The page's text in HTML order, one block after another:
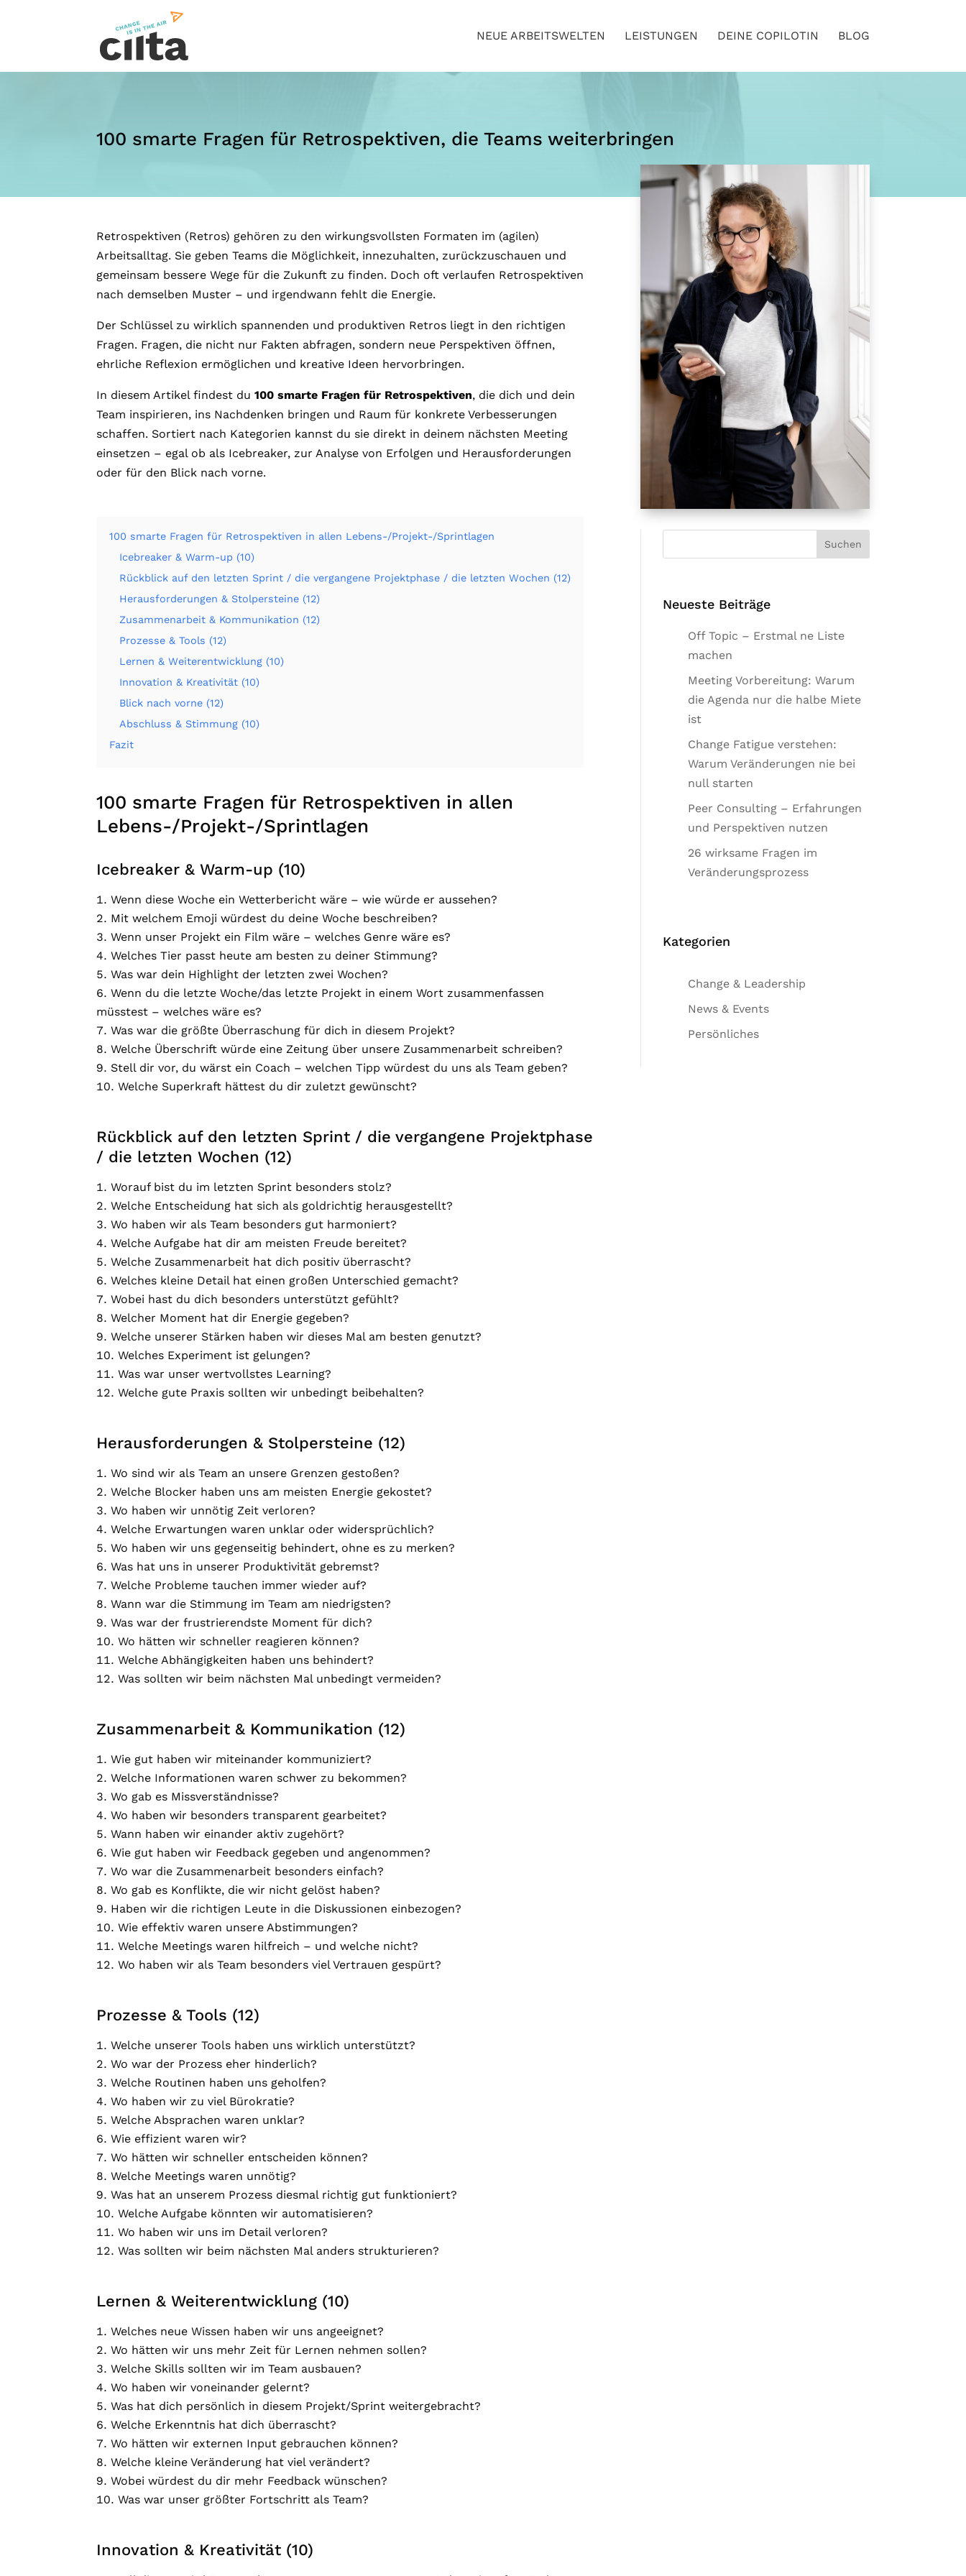
NEUE ARBEITSWELTEN LEISTUNGEN DEINE COPILOTIN BLOG
100 smarte Fragen für Retrospektiven, die Teams weiterbringen
Retrospektiven (Retros) gehören zu den wirkungsvollsten Formaten im (agilen)
Arbeitsalltag. Sie geben Teams die Möglichkeit, innezuhalten, zurückzuschauen und
gemeinsam bessere Wege für die Zukunft zu finden. Doch oft verlaufen Retrospektiven
nach demselben Muster – und irgendwann fehlt die Energie.
Der Schlüssel zu wirklich spannenden und produktiven Retros liegt in den richtigen
Fragen. Fragen, die nicht nur Fakten abfragen, sondern neue Perspektiven öffnen,
ehrliche Reflexion ermöglichen und kreative Ideen hervorbringen.
In diesem Artikel findest du100 smarte Fragen für Retrospektiven, die dich und dein
Team inspirieren, ins Nachdenken bringen und Raum für konkrete Verbesserungen
schaffen. Sortiert nach Kategorien kannst du sie direkt in deinem nächsten Meeting
einsetzen – egal ob als Icebreaker, zur Analyse von Erfolgen und Herausforderungen
oder für den Blick nach vorne.
100 smarte Fragen für Retrospektiven in allen Lebens-/Projekt-/Sprintlagen
Icebreaker & Warm-up (10)
Rückblick auf den letzten Sprint / die vergangene Projektphase / die letzten Wochen (12)
Herausforderungen & Stolpersteine (12)
Zusammenarbeit & Kommunikation (12)
Prozesse & Tools (12)
Lernen & Weiterentwicklung (10)
Innovation & Kreativität (10)
Blick nach vorne (12)
Abschluss & Stimmung (10)
Fazit
100 smarte Fragen für Retrospektiven in allen
Lebens-/Projekt-/Sprintlagen
Icebreaker & Warm-up (10)
Wenn diese Woche ein Wetterbericht wäre – wie würde er aussehen?
Mit welchem Emoji würdest du deine Woche beschreiben?
Wenn unser Projekt ein Film wäre – welches Genre wäre es?
Welches Tier passt heute am besten zu deiner Stimmung?
Was war dein Highlight der letzten zwei Wochen?
Wenn du die letzte Woche/das letzte Projekt in einem Wort zusammenfassen
müsstest – welches wäre es?
Was war die größte Überraschung für dich in diesem Projekt?
Welche Überschrift würde eine Zeitung über unsere Zusammenarbeit schreiben?
Stell dir vor, du wärst ein Coach – welchen Tipp würdest du uns als Team geben?
Welche Superkraft hättest du dir zuletzt gewünscht?
Rückblick auf den letzten Sprint / die vergangene Projektphase
/ die letzten Wochen (12)
Worauf bist du im letzten Sprint besonders stolz?
Welche Entscheidung hat sich als goldrichtig herausgestellt?
Wo haben wir als Team besonders gut harmoniert?
Welche Aufgabe hat dir am meisten Freude bereitet?
Welche Zusammenarbeit hat dich positiv überrascht?
Welches kleine Detail hat einen großen Unterschied gemacht?
Wobei hast du dich besonders unterstützt gefühlt?
Welcher Moment hat dir Energie gegeben?
Welche unserer Stärken haben wir dieses Mal am besten genutzt?
Welches Experiment ist gelungen?
Was war unser wertvollstes Learning?
Welche gute Praxis sollten wir unbedingt beibehalten?
Herausforderungen & Stolpersteine (12)
Wo sind wir als Team an unsere Grenzen gestoßen?
Welche Blocker haben uns am meisten Energie gekostet?
Wo haben wir unnötig Zeit verloren?
Welche Erwartungen waren unklar oder widersprüchlich?
Wo haben wir uns gegenseitig behindert, ohne es zu merken?
Was hat uns in unserer Produktivität gebremst?
Welche Probleme tauchen immer wieder auf?
Wann war die Stimmung im Team am niedrigsten?
Was war der frustrierendste Moment für dich?
Wo hätten wir schneller reagieren können?
Welche Abhängigkeiten haben uns behindert?
Was sollten wir beim nächsten Mal unbedingt vermeiden?
Zusammenarbeit & Kommunikation (12)
Wie gut haben wir miteinander kommuniziert?
Welche Informationen waren schwer zu bekommen?
Wo gab es Missverständnisse?
Wo haben wir besonders transparent gearbeitet?
Wann haben wir einander aktiv zugehört?
Wie gut haben wir Feedback gegeben und angenommen?
Wo war die Zusammenarbeit besonders einfach?
Wo gab es Konflikte, die wir nicht gelöst haben?
Haben wir die richtigen Leute in die Diskussionen einbezogen?
Wie effektiv waren unsere Abstimmungen?
Welche Meetings waren hilfreich – und welche nicht?
Wo haben wir als Team besonders viel Vertrauen gespürt?
Prozesse & Tools (12)
Welche unserer Tools haben uns wirklich unterstützt?
Wo war der Prozess eher hinderlich?
Welche Routinen haben uns geholfen?
Wo haben wir zu viel Bürokratie?
Welche Absprachen waren unklar?
Wie effizient waren wir?
Wo hätten wir schneller entscheiden können?
Welche Meetings waren unnötig?
Was hat an unserem Prozess diesmal richtig gut funktioniert?
Welche Aufgabe könnten wir automatisieren?
Wo haben wir uns im Detail verloren?
Was sollten wir beim nächsten Mal anders strukturieren?
Lernen & Weiterentwicklung (10)
Welches neue Wissen haben wir uns angeeignet?
Wo hätten wir uns mehr Zeit für Lernen nehmen sollen?
Welche Skills sollten wir im Team ausbauen?
Wo haben wir voneinander gelernt?
Was hat dich persönlich in diesem Projekt/Sprint weitergebracht?
Welche Erkenntnis hat dich überrascht?
Wo hätten wir externen Input gebrauchen können?
Welche kleine Veränderung hat viel verändert?
Wobei würdest du dir mehr Feedback wünschen?
Was war unser größter Fortschritt als Team?
Innovation & Kreativität (10)
Neueste Beiträge
Off Topic – Erstmal ne Liste
machen
Meeting Vorbereitung: Warum
die Agenda nur die halbe Miete
ist
Change Fatigue verstehen:
Warum Veränderungen nie bei
null starten
Peer Consulting – Erfahrungen
und Perspektiven nutzen
26 wirksame Fragen im
Veränderungsprozess
Kategorien
Change & Leadership
News & Events
Persönliches